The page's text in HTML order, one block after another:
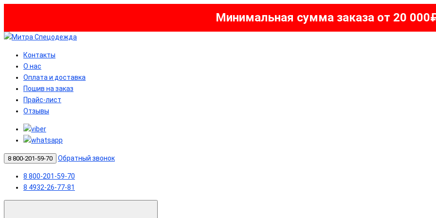
Минимальная сумма заказа от 20
Контакты
О нас
Оплата и доставка
Пошив на заказ
Прайс-лист
Отзывы
8 800-201-59-70 Обратный звонок
8 800-201-59-70
8 4932-26-77-81